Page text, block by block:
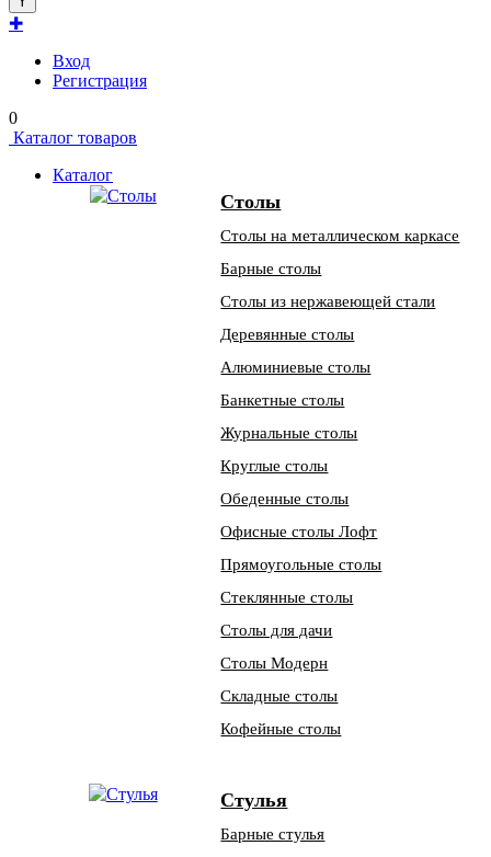
✚
Вход
Регистрация
0
Каталог товаров
Каталог
Столы
Столы на металлическом каркасе
Барные столы
Столы из нержавеющей стали
Деревянные столы
Алюминиевые столы
Банкетные столы
Журнальные столы
Круглые столы
Обеденные столы
Офисные столы Лофт
Прямоугольные столы
Стеклянные столы
Столы для дачи
Столы Модерн
Складные столы
Кофейные столы
Стулья
Барные стулья